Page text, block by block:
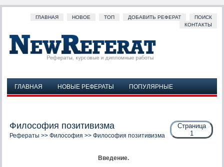
ГЛАВНАЯ НОВОЕ ТОП ДОБАВИТЬ РЕФЕРАТ
ПОИСК
КОНТАКТЫ
ГЛАВНАЯ НОВЫЕ РЕФЕРАТЫ
ПОПУЛЯРНЫЕ
Страница
1
Философия позитивизма
Рефераты >> Философия >> Философия позитивизма
Введение.